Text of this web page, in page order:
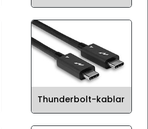
Thunderbolt-kablar